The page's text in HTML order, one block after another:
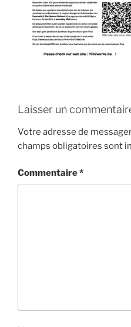
Laisser un
Votre adresse de
champs obligatoires sont
Commentaire*